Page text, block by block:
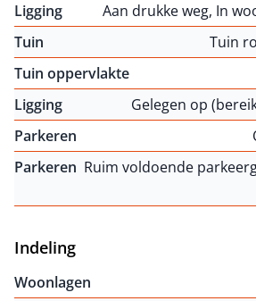
Ligging
Aan drukke weg, In
Tuin
Tuin
Tuin oppervlakte
Ligging
Gelegen op
Parkeren
Parkeren Ruim voldoende
Indeling
Woonlagen